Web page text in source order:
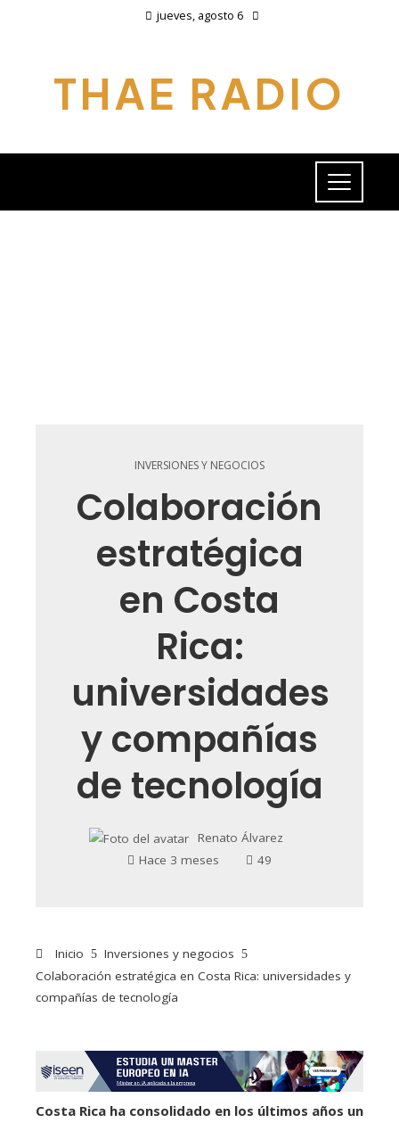
jueves, agosto 6
THAE RADIO
INVERSIONES Y NEGOCIOS
Colaboración
estratégica
en Costa
Rica:
universidades
y compañías
de tecnología
Renato Álvarez
Hace 3 meses
49
Inicio
Inversiones y negocios
Colaboración estratégica en Costa Rica: universidades y
compañías de tecnología
Costa Rica ha consolidado en los últimos años un